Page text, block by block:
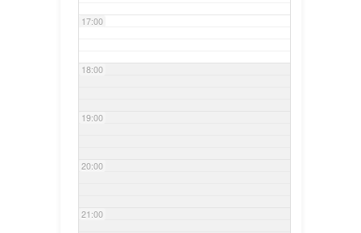
17:00
18:00
19:00
20:00
21:00